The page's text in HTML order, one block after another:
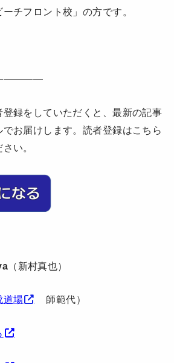
チフロント校」の方です。
録をしていただくと、最新の記事
お届けします。読者登録はこちら
い。
（新村真也）
道場 師範代）